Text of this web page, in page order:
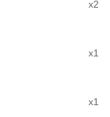
x2
x1
x1